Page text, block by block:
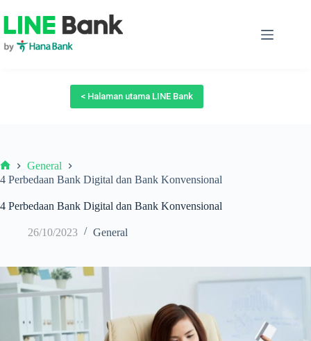
to
content
< Halaman utama LINE Bank
Beranda
General
4 Perbedaan Bank Digital dan Bank Konvensional
4 Perbedaan Bank Digital dan Bank Konvensional
26/10/2023 General